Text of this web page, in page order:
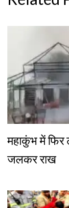
महाकुंभ में
जलकर राख